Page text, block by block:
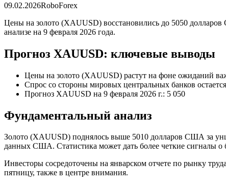
09.02.2026RoboForex
Цены на золото (XAUUSD) восстановились до 5050
анализе на 9 февраля 2026 года.
Прогноз XAUUSD: ключевые выводы
Цены на золото (XAUUSD) растут на фоне ожиданий
Спрос со стороны мировых центральных банков
Прогноз XAUUSD на 9 февраля 2026 г.: 5 050
Фундаментальный анализ
Золото (XAUUSD) поднялось выше 5010 долларов США за
данных США. Статистика может дать более четкие сигналы
Инвесторы сосредоточены на январском отчете по рынку
пятницу, также в центре внимания.